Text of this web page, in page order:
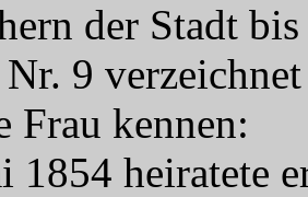
der Stadt
9
Frau kennen:
1854 heiratete